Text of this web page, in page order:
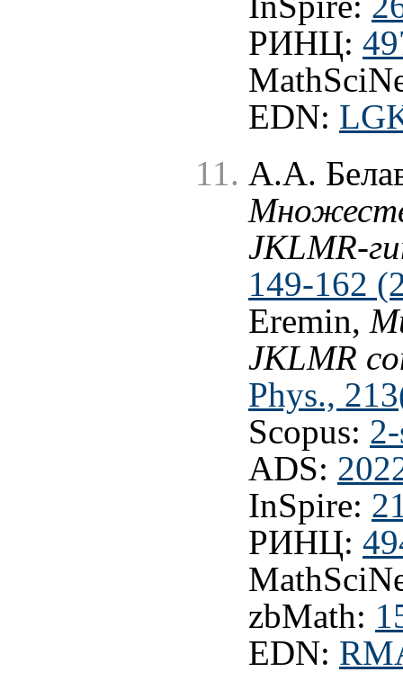
РИНЦ:
EDN:
А.А.
JKLMR-
149-162
Eremin,
JKLMR
Phys.,
Scopus:
ADS:
InSpire:
РИНЦ:
zbMath:
EDN: